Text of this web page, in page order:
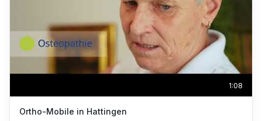
1:08
Ortho-Mobile in Hattingen